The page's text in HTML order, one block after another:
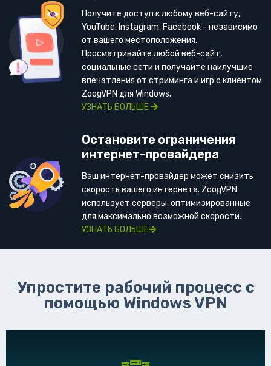
Получите доступ к любому веб-сайту,
YouTube, Instagram, Facebook - независимо
от вашего местоположения.
Просматривайте любой веб-сайт,
социальные сети и получайте наилучшие
впечатления от стриминга и игр с клиентом
ZoogVPN для Windows.
УЗНАТЬ БОЛЬШЕ
Остановите ограничения
интернет-провайдера
Ваш интернет-провайдер может снизить
скорость вашего интернета. ZoogVPN
использует серверы, оптимизированные
для максимально возможной скорости.
УЗНАТЬ БОЛЬШЕ
Упростите рабочий процесс с
помощью Windows VPN